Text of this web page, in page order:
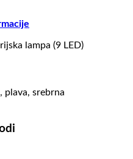
lampa (9 LED)
plava, srebrna